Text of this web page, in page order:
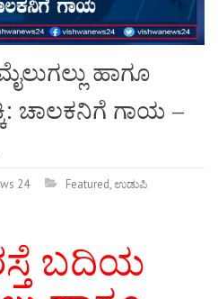
ಹಾಗೂ
ಚಾಲಕನಿಗೆ ಗಾಯ –
24 Featured,ಉಡುಪಿ
ಬದಿಯ